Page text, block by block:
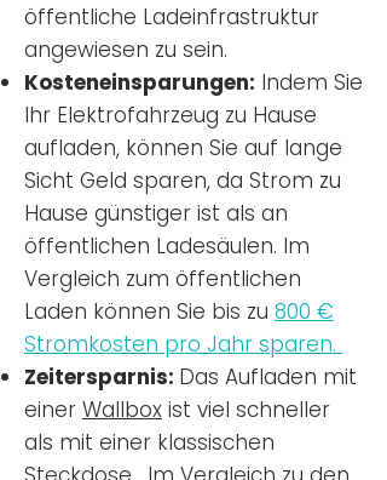
öffentliche Ladeinfrastruktur
angewiesen zu sein.
Kosteneinsparungen: Indem Sie
Ihr Elektrofahrzeug zu Hause
aufladen, können Sie auf lange
Sicht Geld sparen, da Strom zu
Hause günstiger ist als an
öffentlichen Ladesäulen. Im
Vergleich zum öffentlichen
Laden können Sie bis zu 800 €
Stromkosten pro Jahr sparen.
Zeitersparnis: Das Aufladen mit
einer Wallbox ist viel schneller
als mit einer klassischen